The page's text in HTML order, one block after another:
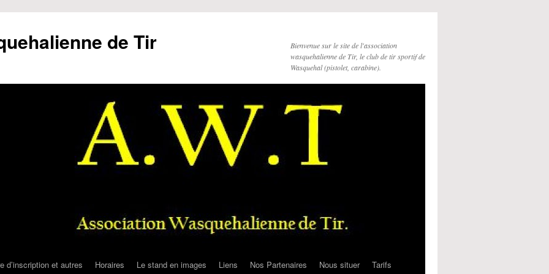
de Tir
Bienvenue sur le site de l'association
wasquehalienne de Tir, le club de tir sportif de
Wasquehal (pistolet, carabine).
d’inscription et autres Horaires Le stand en images Liens Nos Partenaires Nous situer Tarifs